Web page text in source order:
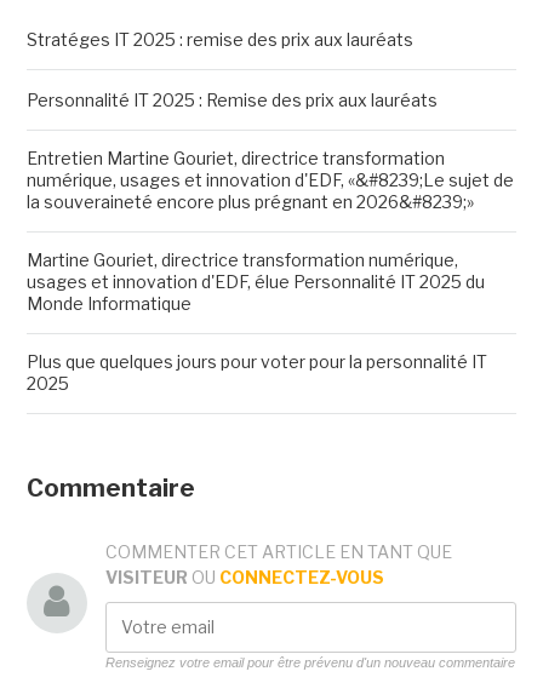
Stratéges IT 2025 : remise des prix aux lauréats
Personnalité IT 2025 : Remise des prix aux lauréats
Entretien Martine Gouriet, directrice transformation
numérique, usages et innovation d'EDF, «&#8239;Le sujet de
la souveraineté encore plus prégnant en 2026&#8239;»
Martine Gouriet, directrice transformation numérique,
usages et innovation d'EDF, élue Personnalité IT 2025 du
Monde Informatique
Plus que quelques jours pour voter pour la personnalité IT
2025
Commentaire
COMMENTER CET ARTICLE EN TANT QUE
VISITEUR OU CONNECTEZ-VOUS
Renseignez votre email pour être prévenu d'un nouveau commentaire